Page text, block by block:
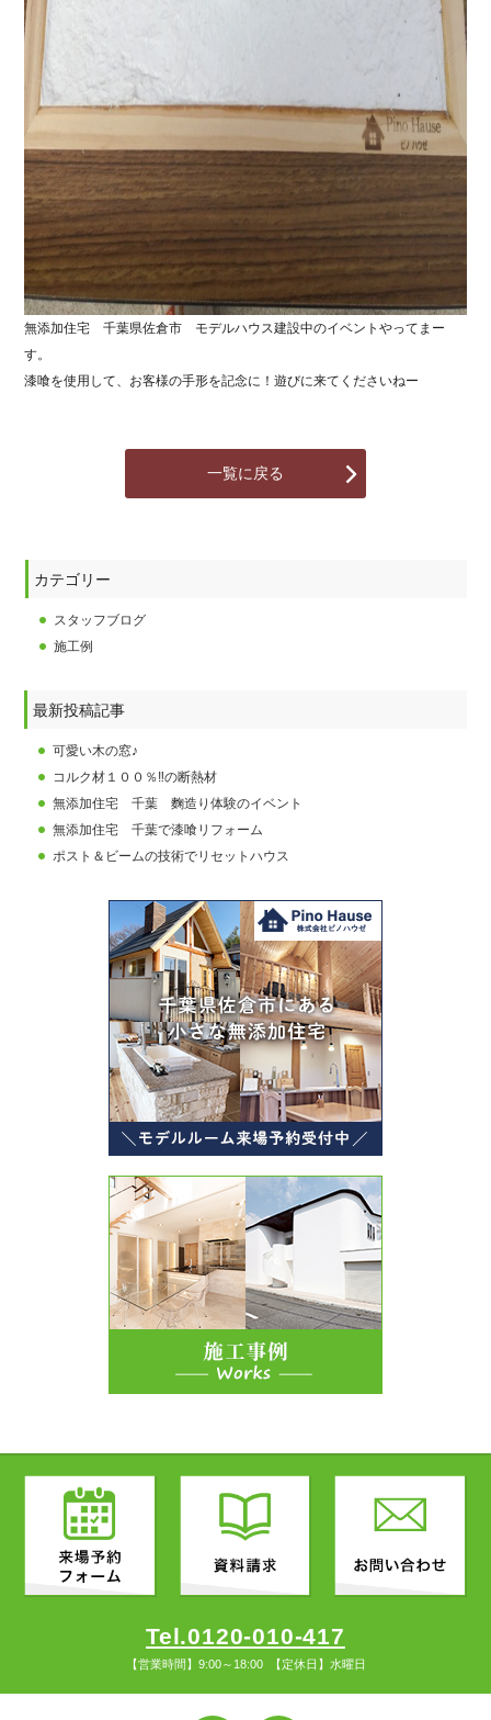
無添加住宅 千葉県佐倉市 モデルハウス建設中のイベントやってまー
す。
漆喰を使用して、お客様の手形を記念に！遊びに来てくださいねー
一覧に戻る
カテゴリー
スタッフブログ
施工例
最新投稿記事
可愛い木の窓♪
コルク材１００％‼の断熱材
無添加住宅 千葉 麴造り体験のイベント
無添加住宅 千葉で漆喰リフォーム
ポスト＆ビームの技術でリセットハウス
Tel.0120-010-417
【営業時間】9:00～18:00 【定休日】水曜日